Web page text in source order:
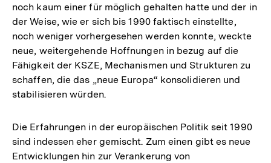
noch kaum einer für möglich gehalten hatte und der in
der Weise, wie er sich bis 1990 faktisch einstellte,
noch weniger vorhergesehen werden konnte, weckte
neue, weitergehende Hoffnungen in bezug auf die
Fähigkeit der KSZE, Mechanismen und Strukturen zu
schaffen, die das „neue Europa“ konsolidieren und
stabilisieren würden.
Die Erfahrungen in der europäischen Politik seit 1990
sind indessen eher gemischt. Zum einen gibt es neue
Entwicklungen hin zur Verankerung von